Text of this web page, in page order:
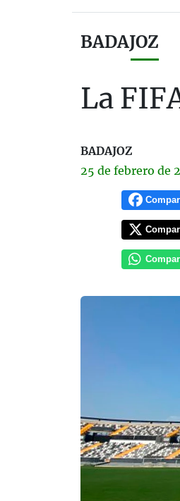
BADAJOZ
La
BADAJOZ
25 de febrero de